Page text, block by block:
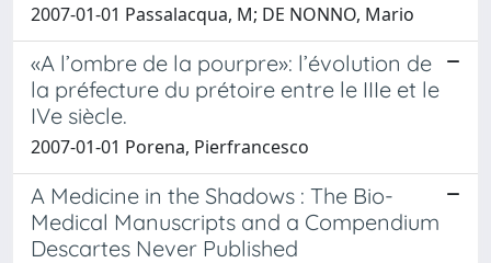
2007-01-01 Passalacqua, M; DE NONNO, Mario
«A l’ombre de la pourpre»: l’évolution de
la préfecture du prétoire entre le IIIe et le
IVe siècle.
2007-01-01 Porena, Pierfrancesco
A Medicine in the Shadows : The Bio-
Medical Manuscripts and a Compendium
Descartes Never Published